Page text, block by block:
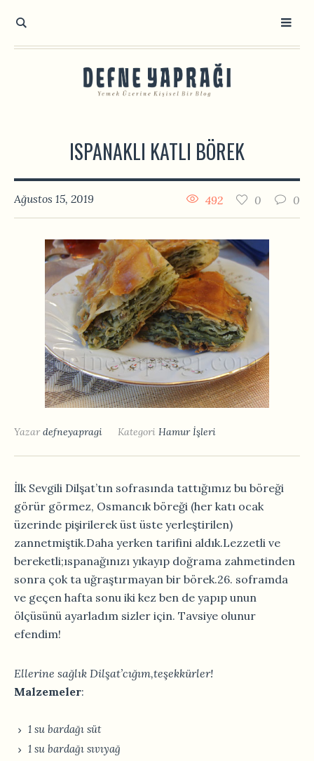
ISPANAKLI KATLI BÖREK
Ağustos 15, 2019 0
0
492
Yazardefneyapragi Kategori Hamur İşleri
İlk Sevgili Dilşat’tın sofrasında tattığımız bu böreği
görür görmez, Osmancık böreği (her katı ocak
üzerinde pişirilerek üst üste yerleştirilen)
zannetmiştik.Daha yerken tarifini aldık.Lezzetli ve
bereketli;ıspanağınızı yıkayıp doğrama zahmetinden
sonra çok ta uğraştırmayan bir börek.26. soframda
ve geçen hafta sonu iki kez ben de yapıp unun
ölçüsünü ayarladım sizler için. Tavsiye olunur
efendim!
Ellerine sağlık Dilşat’cığım,teşekkürler!
Malzemeler:
1 su bardağı süt
1 su bardağı sıvıyağ